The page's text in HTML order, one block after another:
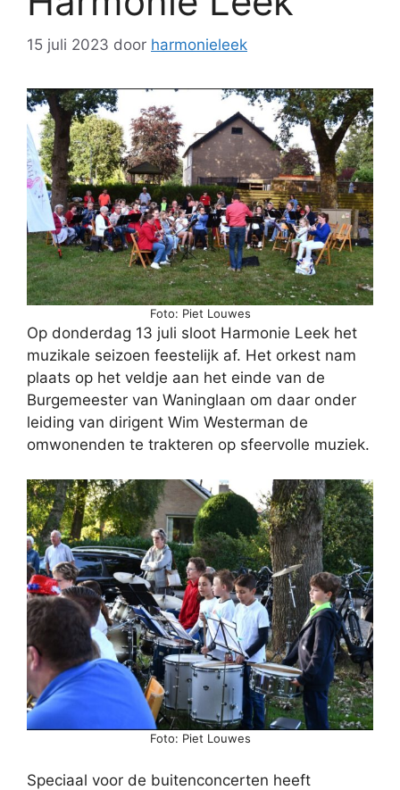
15 juli 2023 door harmonieleek
Foto: Piet Louwes
Op donderdag 13 juli sloot Harmonie Leek het
muzikale seizoen feestelijk af. Het orkest nam
plaats op het veldje aan het einde van de
Burgemeester van Waninglaan om daar onder
leiding van dirigent Wim Westerman de
omwonenden te trakteren op sfeervolle muziek.
Foto: Piet Louwes
Speciaal voor de buitenconcerten heeft